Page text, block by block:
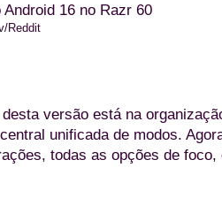
Reddit
versão está na
unificada de modos.
todas as opções de foco,